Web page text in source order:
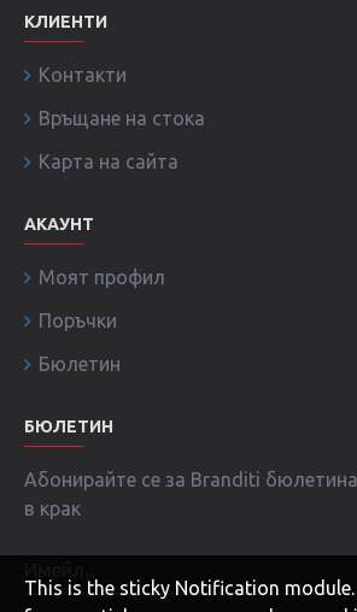
КЛИЕНТИ
Контакти
Връщане на стока
Карта на сайта
АКАУНТ
Моят профил
Поръчки
Бюлетин
БЮЛЕТИН
Абонирайте се за Branditi
в крак
This is the sticky Notification module.